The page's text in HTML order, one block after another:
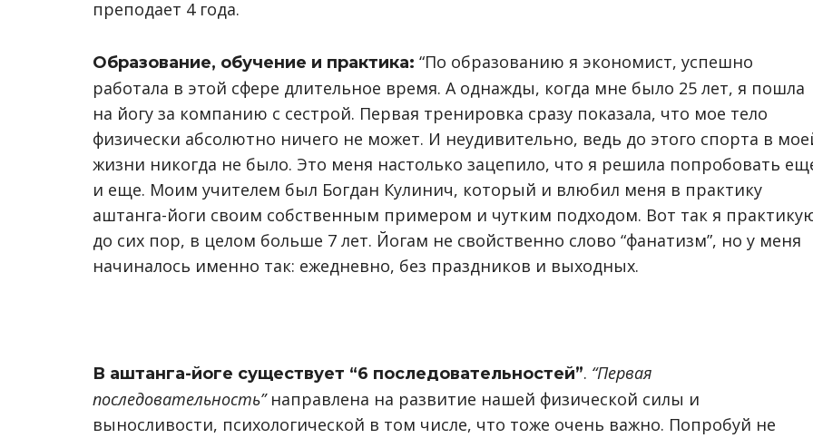
преподает 4 года.
Образование, обучение и практика: “По образованию я экономист, успешно
работала в этой сфере длительное время. А однажды, когда мне было 25 лет, я пошла
на йогу за компанию с сестрой. Первая тренировка сразу показала, что мое тело
физически абсолютно ничего не может. И неудивительно, ведь до этого спорта в
жизни никогда не было. Это меня настолько зацепило, что я решила попробовать
и еще. Моим учителем был Богдан Кулинич, который и влюбил меня в практику
аштанга-йоги своим собственным примером и чутким подходом. Вот так я
до сих пор, в целом больше 7 лет. Йогам не свойственно слово “фанатизм”, но у меня
начиналось именно так: ежедневно, без праздников и выходных.
В аштанга-йоге существует “6 последовательностей”. “Первая
последовательность”направлена на развитие нашей физической силы и
выносливости, психологической в том числе, что тоже очень важно. Попробуй не